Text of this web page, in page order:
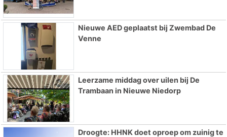
Nieuwe AED geplaatst bij Zwembad De
Venne
Leerzame middag over uilen bij De
Trambaan in Nieuwe Niedorp
Droogte: HHNK doet oproep om zuinig te